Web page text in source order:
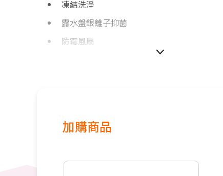
凍結洗淨
露水盤銀離子抑菌
防霉風扇
加購商品